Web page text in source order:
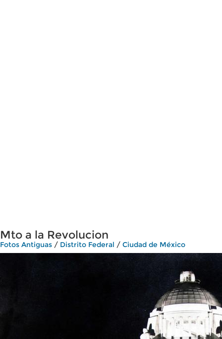
Mto a la Revolucion
Fotos Antiguas / Distrito Federal / Ciudad de México